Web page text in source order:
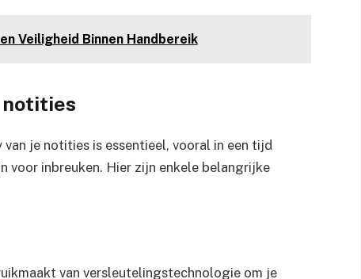
Veiligheid Binnen Handbereik
notities
je notities is essentieel, vooral in een tijd
inbreuken. Hier zijn enkele belangrijke
van versleutelingstechnologie om je